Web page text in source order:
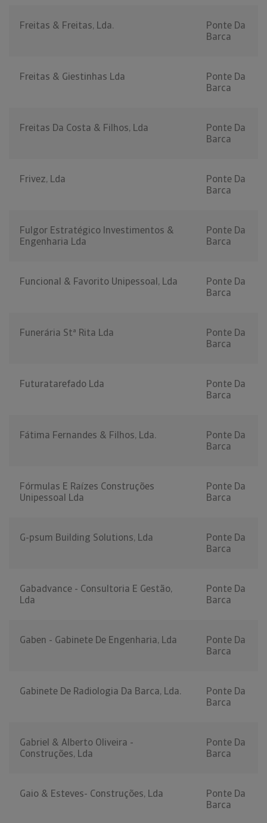
Freitas & Freitas, Lda.
Ponte Da
Barca
Freitas & Giestinhas Lda
Ponte Da
Barca
Freitas Da Costa & Filhos, Lda
Ponte Da
Barca
Frivez, Lda
Ponte Da
Barca
Fulgor Estratégico Investimentos &
Engenharia Lda
Ponte Da
Barca
Funcional & Favorito Unipessoal, Lda
Ponte Da
Barca
Funerária Stª Rita Lda
Ponte Da
Barca
Futuratarefado Lda
Ponte Da
Barca
Fátima Fernandes & Filhos, Lda.
Ponte Da
Barca
Fórmulas E Raízes Construções
Unipessoal Lda
Ponte Da
Barca
G-psum Building Solutions, Lda
Ponte Da
Barca
Gabadvance - Consultoria E Gestão,
Lda
Ponte Da
Barca
Gaben - Gabinete De Engenharia, Lda
Ponte Da
Barca
Gabinete De Radiologia Da Barca, Lda.
Ponte Da
Barca
Gabriel & Alberto Oliveira -
Construções, Lda
Ponte Da
Barca
Gaio & Esteves- Construções, Lda
Ponte Da
Barca